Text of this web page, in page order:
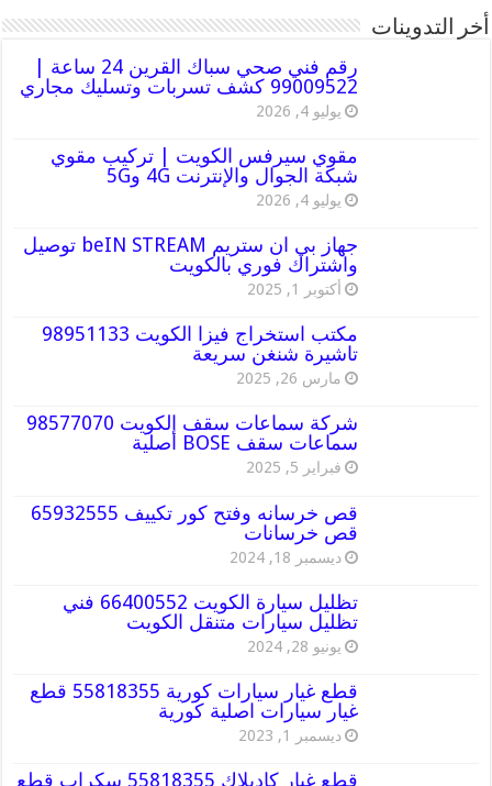
أخر التدوينات
رقم فني صحي سباك القرين 24 ساعة |
99009522 كشف تسربات وتسليك مجاري
يوليو 4, 2026
مقوي سيرفس الكويت | تركيب مقوي
شبكة الجوال والإنترنت 4G و5G
يوليو 4, 2026
جهاز بي ان ستريم beIN STREAM توصيل
واشتراك فوري بالكويت
أكتوبر 1, 2025
مكتب استخراج فيزا الكويت 98951133
تاشيرة شنغن سريعة
مارس 26, 2025
شركة سماعات سقف الكويت 98577070
سماعات سقف BOSE أصلية
فبراير 5, 2025
قص خرسانه وفتح كور تكييف 65932555
قص خرسانات
ديسمبر 18, 2024
تظليل سيارة الكويت 66400552 فني
تظليل سيارات متنقل الكويت
يونيو 28, 2024
قطع غيار سيارات كورية 55818355 قطع
غيار سيارات اصلية كورية
ديسمبر 1, 2023
قطع غيار كاديلاك 55818355 سكراب قطع